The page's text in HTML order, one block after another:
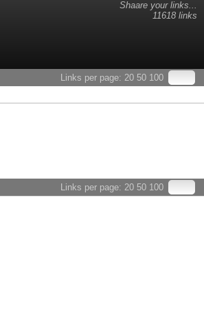
Shaare your links...
11618 links
Links per page: 20 50 100
Links per page: 20 50 100